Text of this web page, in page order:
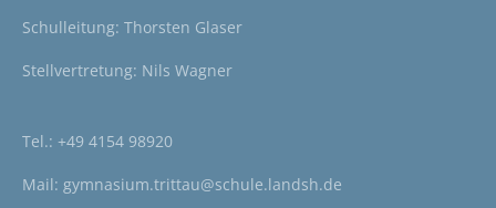
Schulleitung: Thorsten Glaser
Stellvertretung: Nils Wagner
Tel.: +49 4154 98920
Mail: gymnasium.trittau@schule.landsh.de